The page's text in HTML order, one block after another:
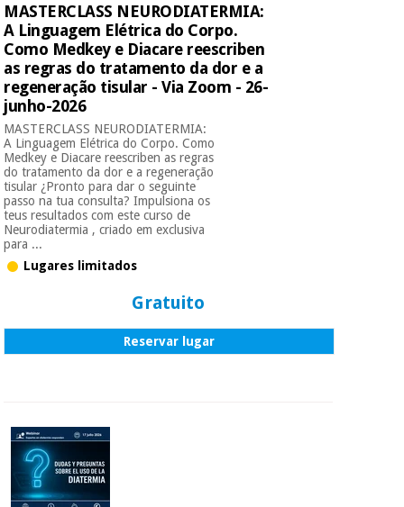
MASTERCLASS NEURODIATERMIA:
A Linguagem Elétrica do Corpo.
Como Medkey e Diacare reescriben
as regras do tratamento da dor e a
regeneração tisular - Via Zoom - 26-
junho-2026
MASTERCLASS NEURODIATERMIA:
A Linguagem Elétrica do Corpo. Como
Medkey e Diacare reescriben as regras
do tratamento da dor e a regeneração
tisular ¿Pronto para dar o seguinte
passo na tua consulta? Impulsiona os
teus resultados com este curso de
Neurodiatermia , criado em exclusiva
para ...
Lugares limitados
Gratuito
Reservar lugar